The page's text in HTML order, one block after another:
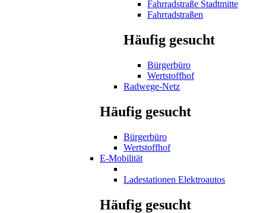
Fahrradstraße Stadtmitte
Fahrradstraßen
Häufig gesucht
Bürgerbüro
Wertstoffhof
Radwege-Netz
Häufig gesucht
Bürgerbüro
Wertstoffhof
E-Mobilität
Ladestationen Elektroautos
Häufig gesucht